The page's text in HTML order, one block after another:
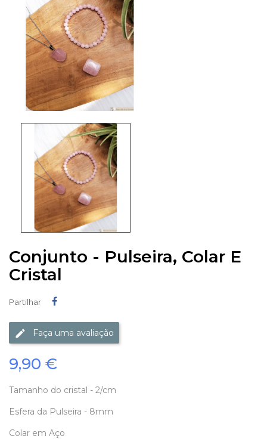
Conjunto - Pulseira, Colar E
Cristal
Partilhar
Faça uma avaliação
9,90 €
Tamanho do cristal - 2/cm
Esfera da Pulseira - 8mm
Colar em Aço